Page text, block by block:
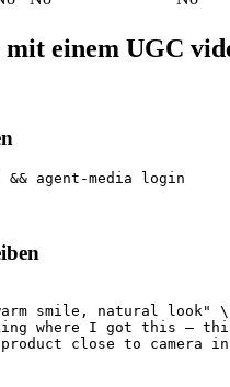
mit einem UGC
agent-media login
smile, natural look" \
where I got this —
close to camera